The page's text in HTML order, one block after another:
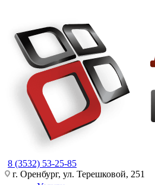
8 (3532) 53-25-85
г. Оренбург, ул. Терешковой, 251